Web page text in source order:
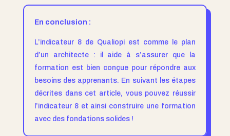
En conclusion :
L’indicateur 8 de Qualiopi est comme le plan
d’un architecte : il aide à s’assurer que la
formation est bien conçue pour répondre aux
besoins des apprenants. En suivant les étapes
décrites dans cet article, vous pouvez réussir
l’indicateur 8 et ainsi construire une formation
avec des fondations solides !